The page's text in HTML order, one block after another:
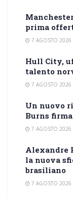
prima
7 AGOSTO 2026
Hull City,
talento
7 AGOSTO 2026
Un nuovo
Burns
7 AGOSTO 2026
Alexandre
la nuova
brasiliano
7 AGOSTO 2026